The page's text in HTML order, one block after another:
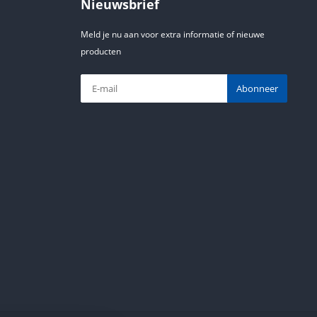
Nieuwsbrief
Meld je nu aan voor extra informatie of nieuwe
producten
Abonneer